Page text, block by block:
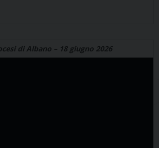
di Albano – 18 giugno 2026